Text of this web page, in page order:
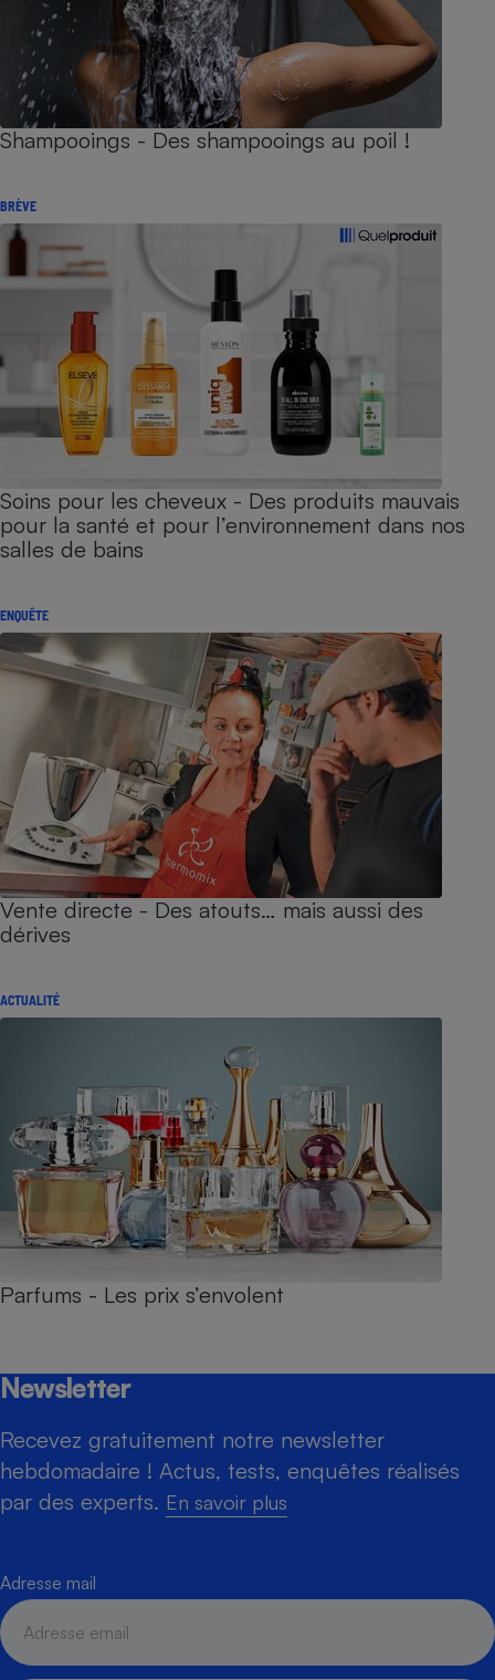
Shampooings - Des shampooings au poil !
BRÈVE
Soins pour les cheveux - Des produits mauvais
pour la santé et pour l’environnement dans nos
salles de bains
ENQUÊTE
Vente directe - Des atouts… mais aussi des
dérives
ACTUALITÉ
Parfums - Les prix s’envolent
Newsletter
Recevez gratuitement notre newsletter
hebdomadaire ! Actus, tests, enquêtes réalisés
par des experts. En savoir plus
Adresse mail